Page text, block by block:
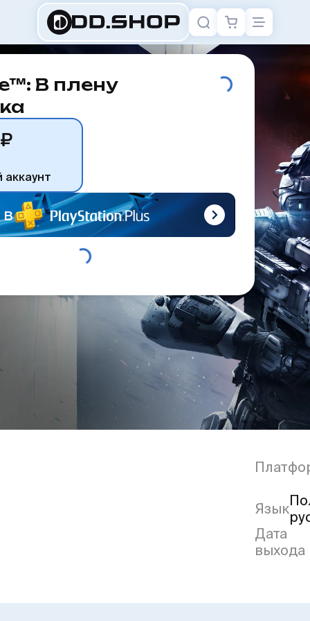
В плену
аккаунт
Язык
Дата
выхода